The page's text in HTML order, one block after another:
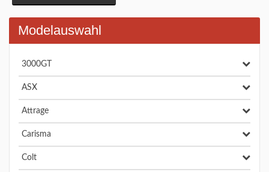
Modelauswahl
3000GT
ASX
Attrage
Carisma
Colt